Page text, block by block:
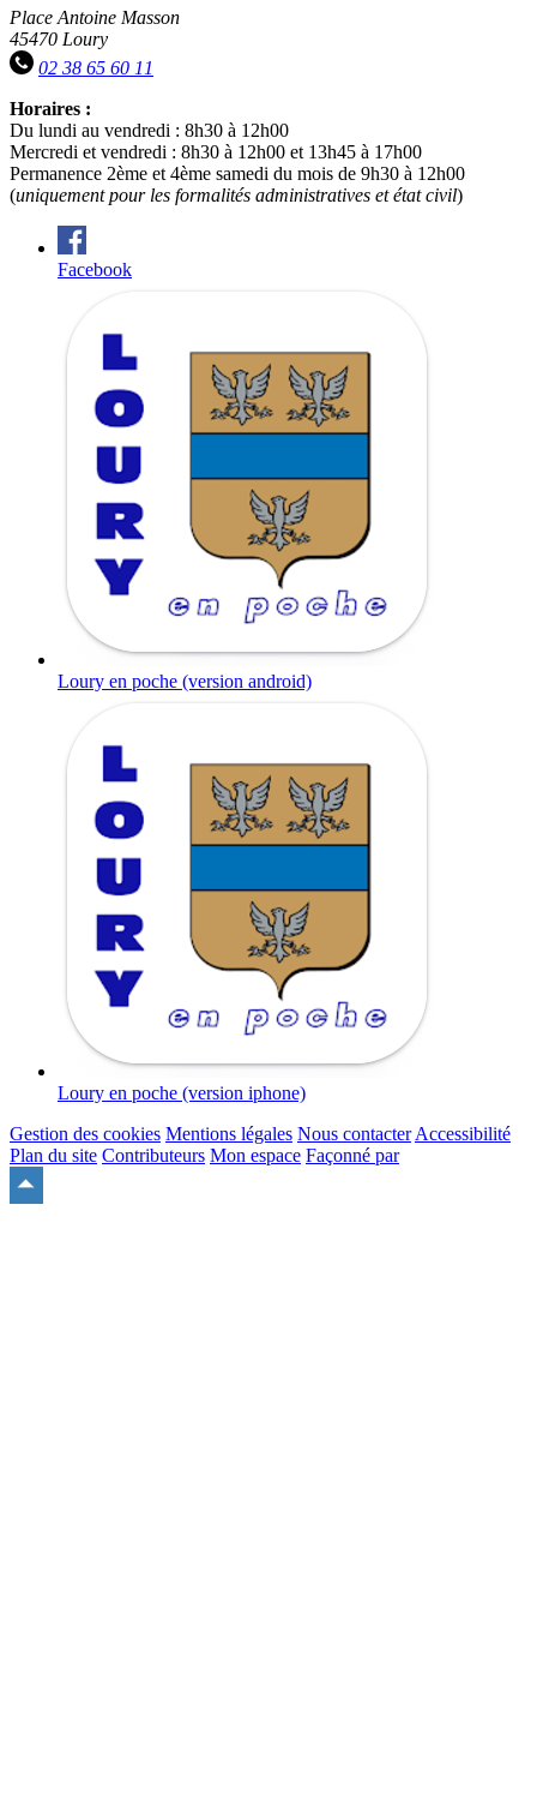
Place Antoine Masson
45470 Loury
02 38 65 60 11
Horaires :
Du lundi au vendredi : 8h30 à 12h00
Mercredi et vendredi : 8h30 à 12h00 et 13h45 à 17h00
Permanence 2ème et 4ème samedi du mois de 9h30 à 12h00
(uniquement pour les formalités administratives et état civil)
Facebook
Loury en poche (version android)
Loury en poche (version iphone)
Gestion des cookies Mentions légales Nous contacter Accessibilité
Plan du site Contributeurs Mon espace Façonné par